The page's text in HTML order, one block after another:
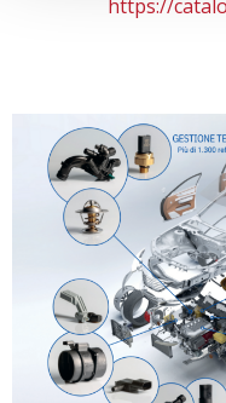
https://